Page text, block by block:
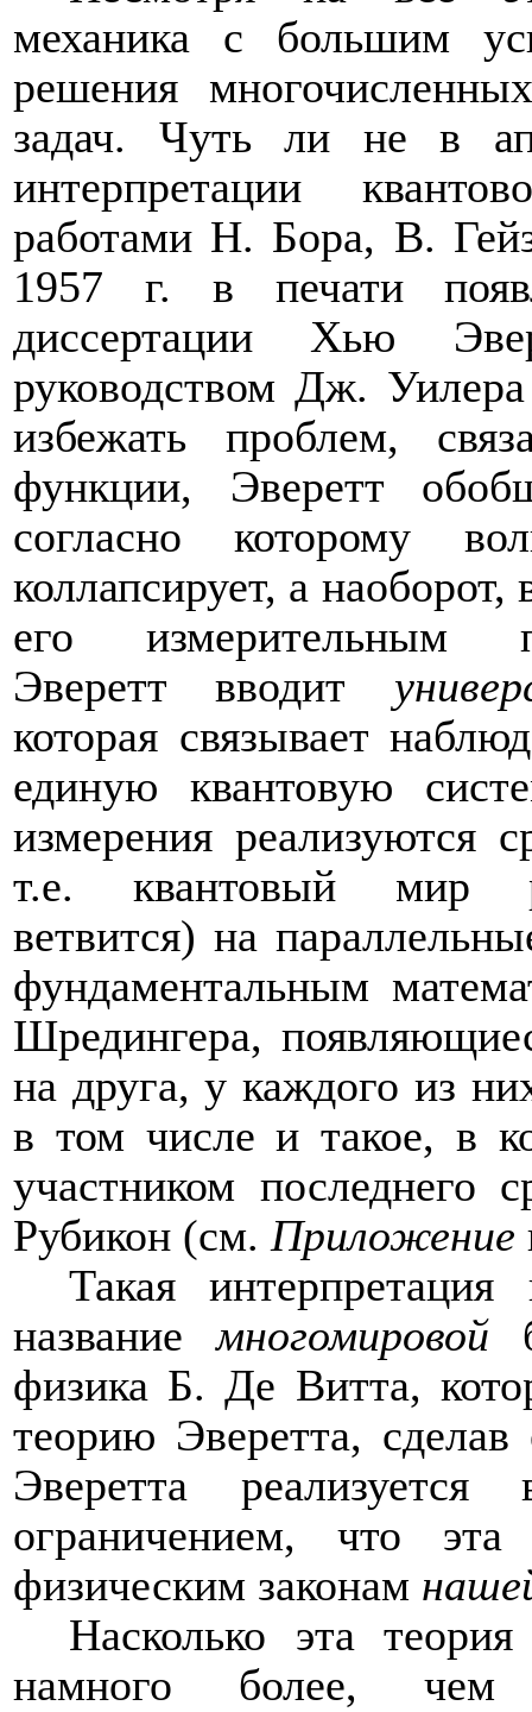
механика с большим
решения
задач. Чуть ли не в
интерпретации
работами Н. Бора, В.
1957 г. в печати
диссертации Хью
руководством Дж.
избежать проблем,
функции, Эверетт
согласно которому
коллапсирует, а
его измерительным
Эверетт вводит
которая связывает
единую квантовую
измерения реализуются
т.е. квантовый мир
ветвится) на
фундаментальным
Шредингера,
на друга, у каждого из
в том числе и такое, в
участником последнего
Рубикон (см.Приложение
Такая
названиемногомировой
физика Б. Де Витта,
теорию Эверетта,
Эверетта
ограничением, что эта
физическим законам
Насколько эта
намного более, чем